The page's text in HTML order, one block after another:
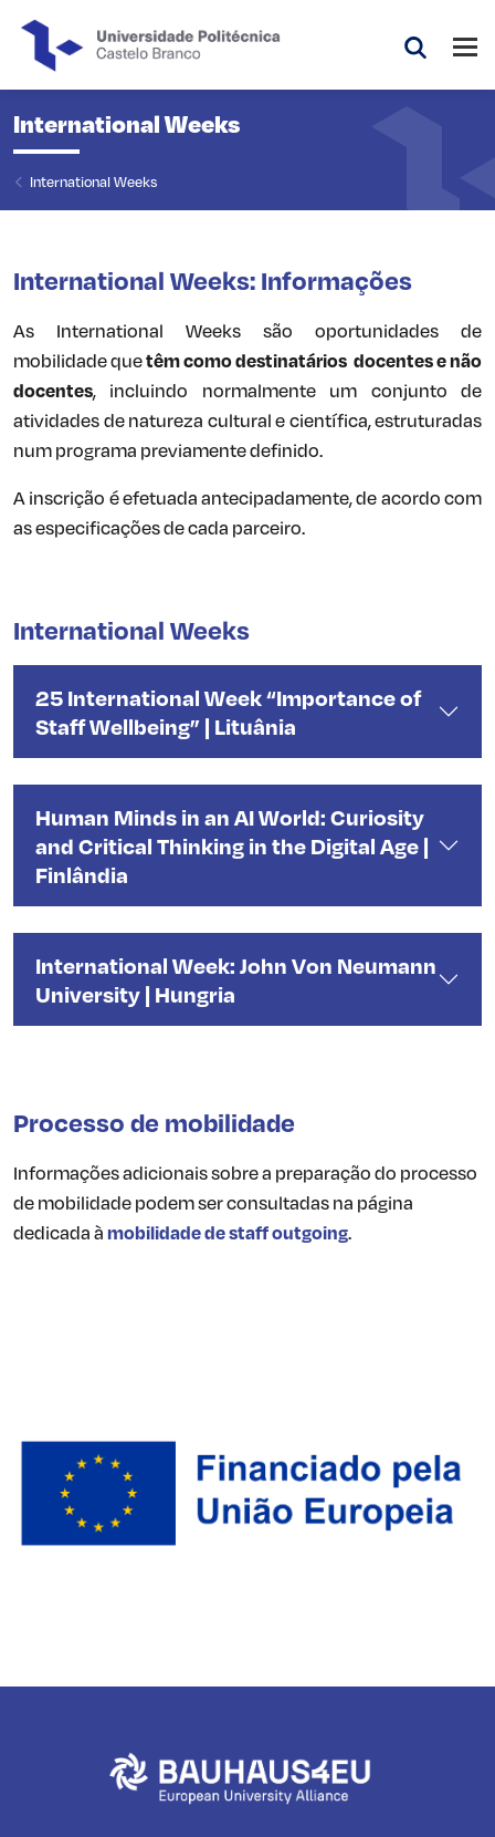
International Weeks
International Weeks
International Weeks: Informações
As International Weeks são oportunidades de
mobilidade quetêm como destinatários docentes e não
docentes, incluindo normalmente um conjunto de
atividades de natureza cultural e científica, estruturadas
num programa previamente definido.
A inscrição é efetuada antecipadamente, de acordo com
as especificações de cada parceiro.
International Weeks
25 International Week “Importance of
Staff Wellbeing” | Lituânia
Human Minds in an AI World: Curiosity
and Critical Thinking in the Digital Age |
Finlândia
International Week: John Von Neumann
University | Hungria
Processo de mobilidade
Informações adicionais sobre a preparação do processo
de mobilidade podem ser consultadas na página
dedicada àmobilidade de staff outgoing.